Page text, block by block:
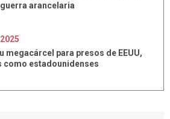
arancelaria
2025
megacárcel para presos de EEUU,
como estadounidenses